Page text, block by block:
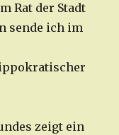
Rat der Stadt
sende ich im
zeigt ein